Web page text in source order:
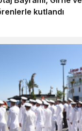
kutlandı